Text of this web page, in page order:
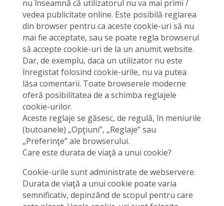
nu înseamnă că utilizatorul nu va mai primi /
vedea publicitate online. Este posibilă reglarea
din browser pentru ca aceste cookie-uri să nu
mai fie acceptate, sau se poate regla browserul
să accepte cookie-uri de la un anumit website.
Dar, de exemplu, daca un utilizator nu este
înregistat folosind cookie-urile, nu va putea
lăsa comentarii. Toate browserele moderne
oferă posibilitatea de a schimba reglajele
cookie-urilor.
Aceste reglaje se găsesc, de regulă, în meniurile
(butoanele) „Opţiuni”, „Reglaje” sau
„Preferinţe” ale browserului.
Care este durata de viaţă a unui cookie?
Cookie-urile sunt administrate de webservere.
Durata de viaţă a unui cookie poate varia
semnificativ, depinzând de scopul pentru care